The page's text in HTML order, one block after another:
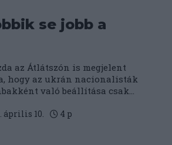
se jobb a
az Átlátszón is megjelent
hogy az ukrán nacionalisták
való beállítása csak...
április 10. 4 p